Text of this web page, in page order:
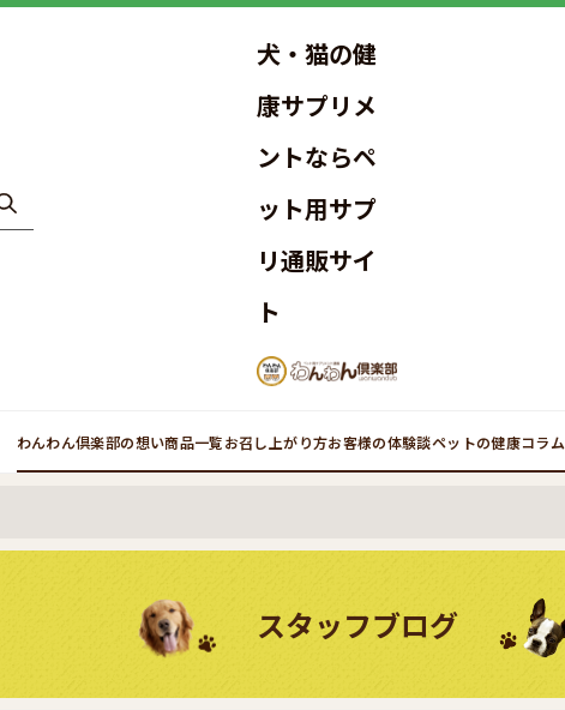
犬・猫の健
康サプリメ
ントならペ
ット用サプ
リ通販サイ
ト
わんわん倶楽部の想い商品一覧お召し上がり方お客様の体験談ペットの健康コラム
スタッフブログ